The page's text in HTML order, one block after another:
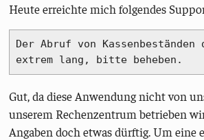
Heute erreichte mich folgendes
Der Abruf von Kassenbeständen
extrem lang, bitte beheben.
Gut, da diese Anwendung nicht von
unserem Rechenzentrum betrieben
Angaben doch etwas dürftig. Um eine